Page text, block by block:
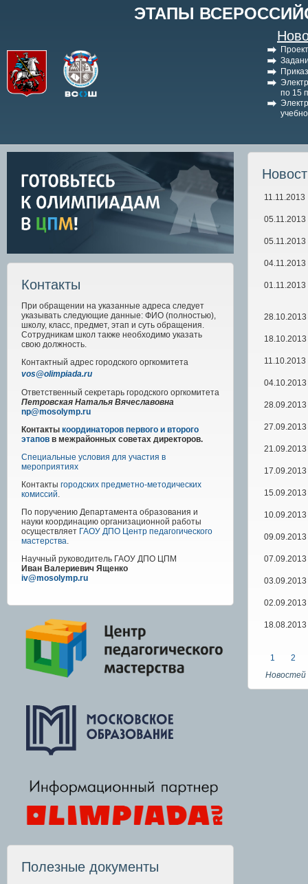
ЭТАПЫ
по 15
Контакты
При обращении на указанные адреса следует
указывать следующие данные: ФИО (полностью),
школу, класс, предмет, этап и суть обращения.
Сотрудникам школ также необходимо указать
свою должность.
Контактный адрес городского оргкомитета
vos@olimpiada.ru
Ответственный секретарь городского оргкомитета
Петровская Наталья Вячеславовна
np@mosolymp.ru
Контакты координаторов первого и второго
этапов в межрайонных советах директоров.
Специальные условия для участия в
мероприятиях
Контакты городских предметно-методических
комиссий.
По поручению Департамента образования и
науки координацию организационной работы
осуществляет ГАОУ ДПО Центр педагогического
мастерства.
Научный руководитель ГАОУ ДПО ЦПМ
Иван Валериевич Ященко
iv@mosolymp.ru
Полезные документы
11.11.2013
05.11.2013
05.11.2013
04.11.2013
01.11.2013
28.10.2013
18.10.2013
11.10.2013
04.10.2013
28.09.2013
27.09.2013
21.09.2013
17.09.2013
15.09.2013
10.09.2013
09.09.2013
07.09.2013
03.09.2013
02.09.2013
18.08.2013
1
2
Новостей